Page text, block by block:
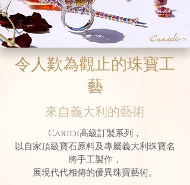
令人歎為觀止的珠寶工
藝
來自義大利的藝術
Caridi高級訂製系列，
以自家頂級寶石原料及專屬義大利珠寶名
將手工製作，
展現代代相傳的優異珠寶藝術。